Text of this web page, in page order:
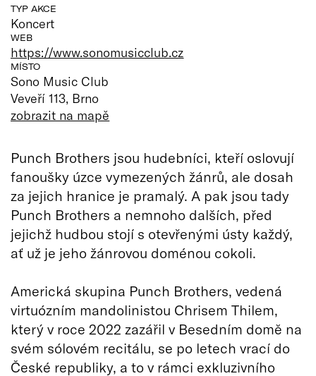
TYP AKCE
Koncert
WEB
https://www.sonomusicclub.cz
MÍSTO
Sono Music Club
Veveří 113, Brno
zobrazit na mapě
Punch Brothers jsou hudebníci, kteří oslovují
fanoušky úzce vymezených žánrů, ale dosah
za jejich hranice je pramalý. A pak jsou tady
Punch Brothers a nemnoho dalších, před
jejichž hudbou stojí s otevřenými ústy každý,
ať už je jeho žánrovou doménou cokoli.
Americká skupina Punch Brothers, vedená
virtuózním mandolinistou Chrisem Thilem,
který v roce 2022 zazářil v Besedním domě na
svém sólovém recitálu, se po letech vrací do
České republiky, a to v rámci exkluzivního